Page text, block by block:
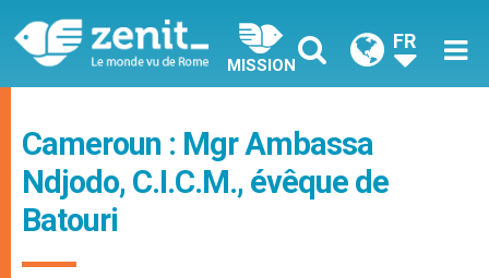
MISSION
FR
Cameroun : Mgr Ambassa
Ndjodo, C.I.C.M., évêque de
Batouri